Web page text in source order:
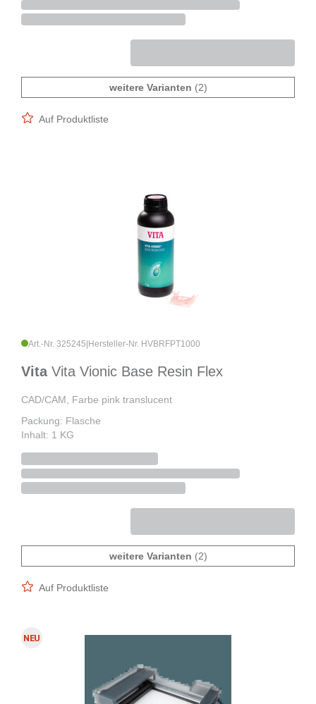
weitere Varianten (2)
Auf Produktliste
Art.-Nr. 325245 Hersteller-Nr. HVBRFPT1000
Vita Vita Vionic Base Resin Flex
CAD/CAM, Farbe pink translucent
Packung: Flasche
Inhalt: 1 KG
weitere Varianten (2)
Auf Produktliste